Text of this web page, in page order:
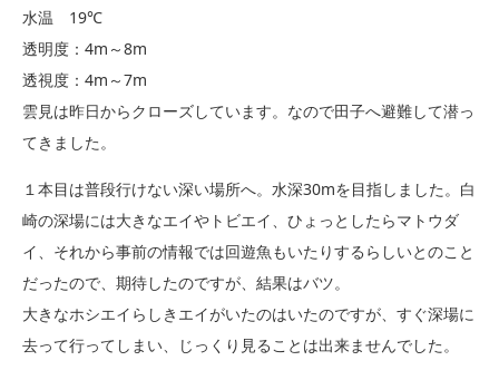
水温 19℃
透明度：4m～8m
透視度：4m～7m
雲見は昨日からクローズしています。なので田子へ避難して潜っ
てきました。
１本目は普段行けない深い場所へ。水深30mを目指しました。白
崎の深場には大きなエイやトビエイ、ひょっとしたらマトウダ
イ、それから事前の情報では回遊魚もいたりするらしいとのこと
だったので、期待したのですが、結果はバツ。
大きなホシエイらしきエイがいたのはいたのですが、すぐ深場に
去って行ってしまい、じっくり見ることは出来ませんでした。